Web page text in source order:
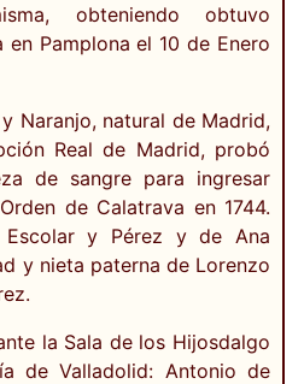
obteniendo obtuvo
Pamplona el 10 de Enero
Naranjo, natural de Madrid,
Real de Madrid, probó
de sangre para ingresar
de Calatrava en 1744.
y Pérez y de Ana
y nieta paterna de Lorenzo
la Sala de los Hijosdalgo
de Valladolid: Antonio de